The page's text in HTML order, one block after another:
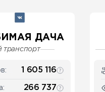
ДАЧА
транспорт
1 605 116
266 737